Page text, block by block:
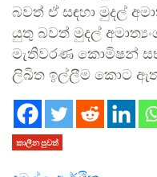
බවත් ඒ සඳහා මුදල්
යුතු බවත් මුදල්
මැතිවරණ කොමිෂන්
ලිඛිත ඉල්ලීම කොට
කාලීන පුවත්